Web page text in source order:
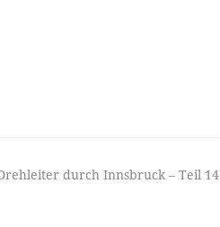
durch Innsbruck – Teil 14